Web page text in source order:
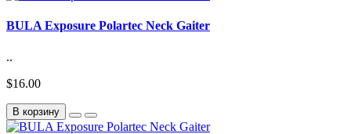
BULA Exposure Polartec Neck Gaiter
..
$16.00
В корзину